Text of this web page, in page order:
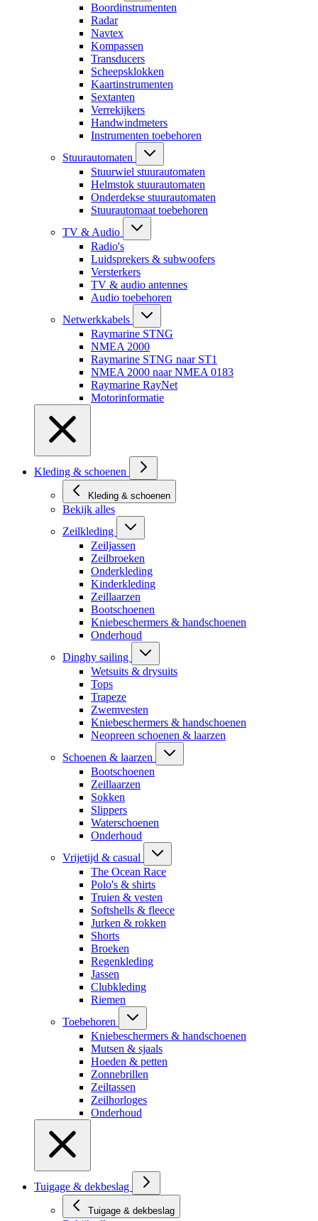
Boordinstrumenten
Radar
Navtex
Kompassen
Transducers
Scheepsklokken
Kaartinstrumenten
Sextanten
Verrekijkers
Handwindmeters
Instrumenten toebehoren
Stuurautomaten
Stuurwiel stuurautomaten
Helmstok stuurautomaten
Onderdekse stuurautomaten
Stuurautomaat toebehoren
TV & Audio
Radio's
Luidsprekers & subwoofers
Versterkers
TV & audio antennes
Audio toebehoren
Netwerkkabels
Raymarine STNG
NMEA 2000
Raymarine STNG naar ST1
NMEA 2000 naar NMEA 0183
Raymarine RayNet
Motorinformatie
Kleding & schoenen
Kleding & schoenen
Bekijk alles
Zeilkleding
Zeiljassen
Zeilbroeken
Onderkleding
Kinderkleding
Zeillaarzen
Bootschoenen
Kniebeschermers & handschoenen
Onderhoud
Dinghy sailing
Wetsuits & drysuits
Tops
Trapeze
Zwemvesten
Kniebeschermers & handschoenen
Neopreen schoenen & laarzen
Schoenen & laarzen
Bootschoenen
Zeillaarzen
Sokken
Slippers
Waterschoenen
Onderhoud
Vrijetijd & casual
The Ocean Race
Polo's & shirts
Truien & vesten
Softshells & fleece
Jurken & rokken
Shorts
Broeken
Regenkleding
Jassen
Clubkleding
Riemen
Toebehoren
Kniebeschermers & handschoenen
Mutsen & sjaals
Hoeden & petten
Zonnebrillen
Zeiltassen
Zeilhorloges
Onderhoud
Tuigage & dekbeslag
Tuigage & dekbeslag